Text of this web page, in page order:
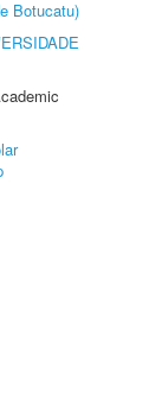
Botucatu)